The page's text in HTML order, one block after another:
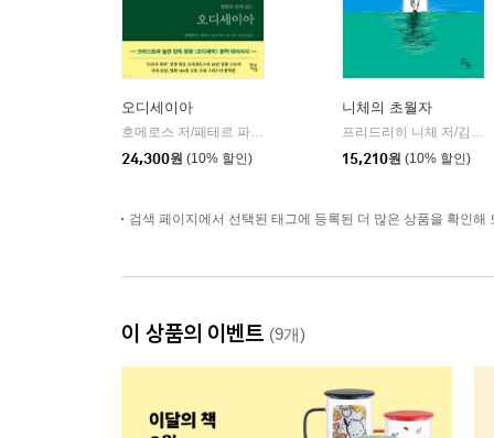
오디세이아
호메로스 저/페테르 파울 루벤스 그림/박문재 역 |
현대지성
24,300원 (10% 할인)
니체의 초월자
프리드리히 니체 저/김철 편역
15,210원 (10% 할인)
검색 페이지에서 선택된 태그에 등록된 더 많은 상품을 확인해
이 상품의 이벤트 (9개)